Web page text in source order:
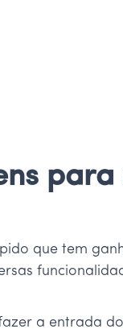
para
que tem
a entrada